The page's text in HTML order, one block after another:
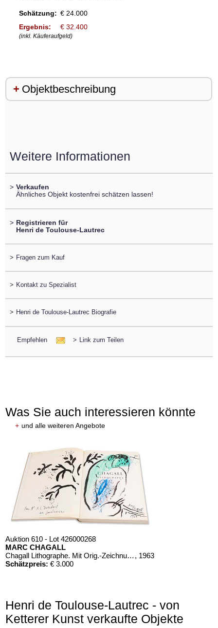
Schätzung: € 24.000
Ergebnis:
€ 32.400
(inkl. Käuferaufgeld)
Objektbeschreibung
Weitere Informationen
> Verkaufen
Ähnliches Objekt kostenfrei schätzen lassen!
> Registrieren für
Henri de Toulouse-Lautrec
> Fragen zum Kauf
> Kontakt zu Spezialist
> Henri de Toulouse-Lautrec Biografie
Empfehlen > Link zum Teilen
Was Sie auch interessieren könnte
+ und alle weiteren Angebote
Auktion 610 - Lot 426000268
MARC CHAGALL
Chagall Lithographe. Mit Orig.-Zeichnung von Chagall , 1963
Schätzpreis: € 3.000
Henri de Toulouse-Lautrec - von
Ketterer Kunst verkaufte Objekte